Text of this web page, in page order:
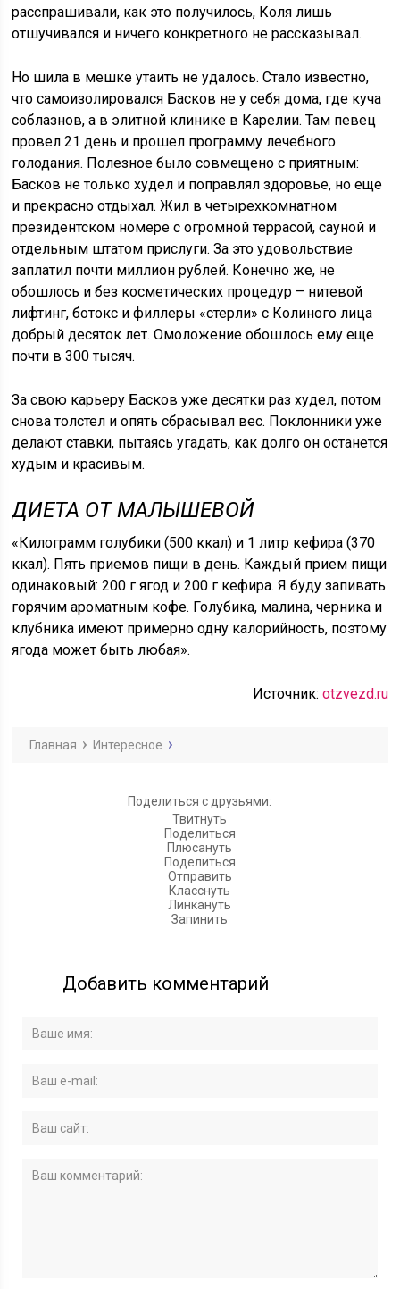
расспрашивали, как это получилось, Коля лишь
отшучивался и ничего конкретного не рассказывал.
Но шила в мешке утаить не удалось. Стало известно,
что самоизолировался Басков не у себя дома, где куча
соблазнов, а в элитной клинике в Карелии. Там певец
провел 21 день и прошел программу лечебного
голодания. Полезное было совмещено с приятным:
Басков не только худел и поправлял здоровье, но еще
и прекрасно отдыхал. Жил в четырехкомнатном
президентском номере с огромной террасой, сауной и
отдельным штатом прислуги. За это удовольствие
заплатил почти миллион рублей. Конечно же, не
обошлось и без косметических процедур – нитевой
лифтинг, ботокс и филлеры «стерли» с Колиного лица
добрый десяток лет. Омоложение обошлось ему еще
почти в 300 тысяч.
За свою карьеру Басков уже десятки раз худел, потом
снова толстел и опять сбрасывал вес. Поклонники уже
делают ставки, пытаясь угадать, как долго он останется
худым и красивым.
ДИЕТА ОТ МАЛЫШЕВОЙ
«Килограмм голубики (500 ккал) и 1 литр кефира (370
ккал). Пять приемов пищи в день. Каждый прием пищи
одинаковый: 200 г ягод и 200 г кефира. Я буду запивать
горячим ароматным кофе. Голубика, малина, черника и
клубника имеют примерно одну калорийность, поэтому
ягода может быть любая».
Источник: otzvezd.ru
Главная Интересное
Поделиться с друзьями:
Твитнуть
Поделиться
Плюсануть
Поделиться
Отправить
Класснуть
Линкануть
Запинить
Добавить комментарий